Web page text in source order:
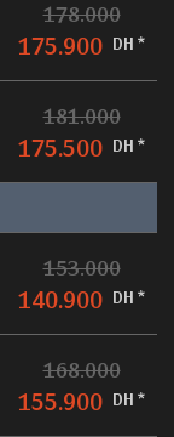
178.000
175.900 DH *
181.000
175.500 DH *
153.000
140.900 DH *
168.000
155.900 DH *